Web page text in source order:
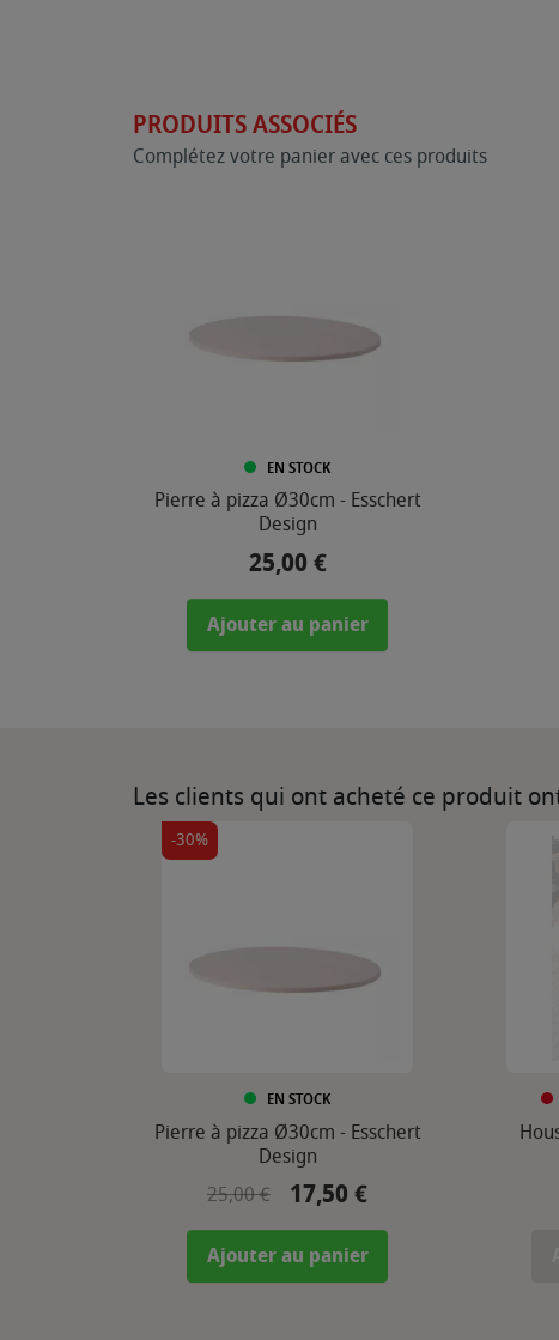
PRODUITS ASSOCIÉS
Complétez votre panier avec ces produits
EN STOCK
Pierre à pizza Ø30cm - Esschert
Design
Prix
25,00 €
Ajouter au panier
Les clients qui ont acheté ce produit
-30%
EN STOCK
Pierre à pizza Ø30cm - Esschert
Design
Prix de base
25,00 € Prix
17,50 €
Ajouter au panier